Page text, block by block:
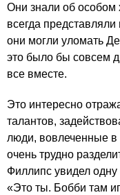
Они знали об особом
всегда
они могли уломать
это было бы совсем
все вместе.
Это интересно
талантов,
люди, вовлеченные в
очень трудно
Филлипс увидел одну
«Это ты. Бобби там